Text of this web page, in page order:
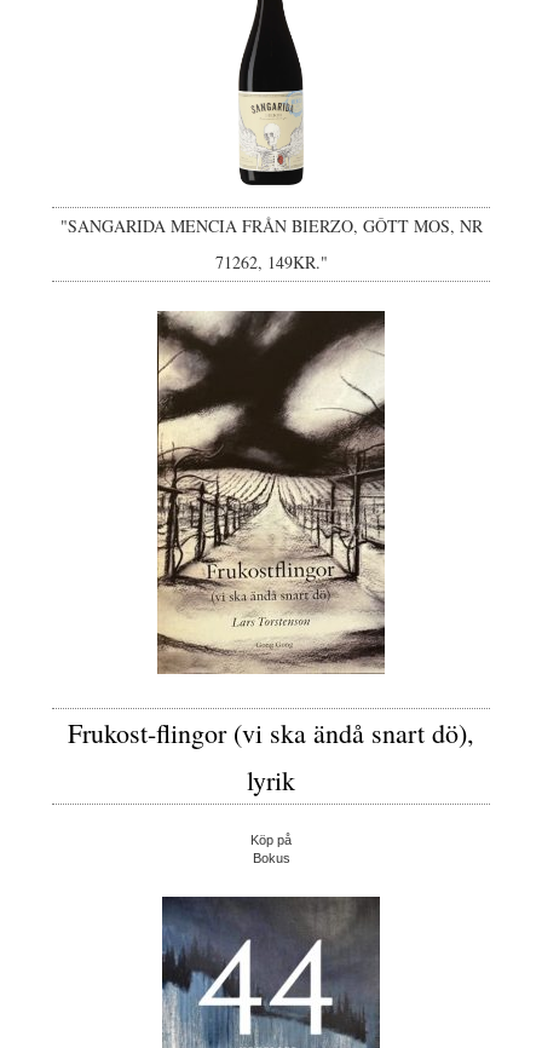
"SANGARIDA MENCIA FRÅN BIERZO, GÔTT MOS, NR
71262, 149KR."
Frukost-flingor (vi ska ändå snart dö),
lyrik
Köp på
Bokus